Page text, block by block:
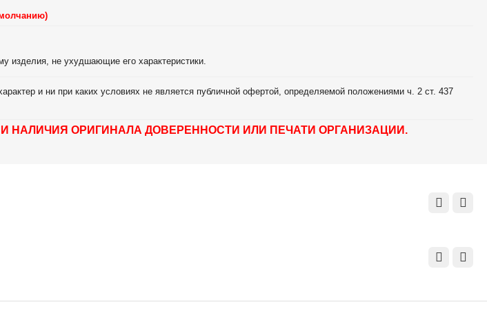
изделия, не ухудшающие его характеристики.
и ни при каких условиях не является публичной офертой, определяемой положениями ч. 2 ст. 437
НАЛИЧИЯ ОРИГИНАЛА ДОВЕРЕННОСТИ ИЛИ ПЕЧАТИ ОРГАНИЗАЦИИ.